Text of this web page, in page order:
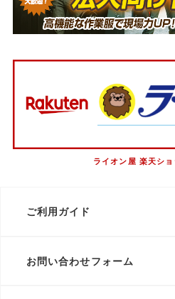
ライオン屋 楽天シ
ご利用ガイド
お問い合わせフォーム